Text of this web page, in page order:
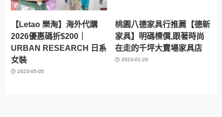
【Letao 樂淘】海外代購
2026優惠碼折$200｜
URBAN RESEARCH 日系
女裝
2023-05-05
桃園八德家具行推薦【德新
家具】明碼標價,跟著時尚
在走的千坪大賣場家具店
2023-01-20